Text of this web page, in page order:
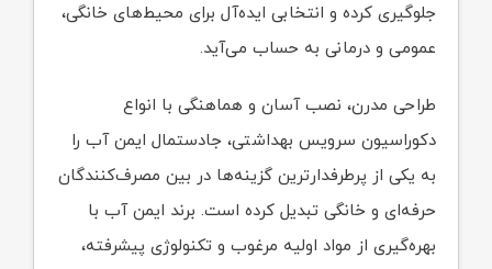
جلوگیری کرده و انتخابی ایده‌آل برای محیط‌های خانگی،
عمومی و درمانی به حساب می‌آید.
طراحی مدرن، نصب آسان و هماهنگی با انواع
دکوراسیون سرویس بهداشتی، جادستمال ایمن آب را
به یکی از پرطرفدارترین گزینه‌ها در بین مصرف‌کنندگان
حرفه‌ای و خانگی تبدیل کرده است. برند ایمن آب با
بهره‌گیری از مواد اولیه مرغوب و تکنولوژی پیشرفته،